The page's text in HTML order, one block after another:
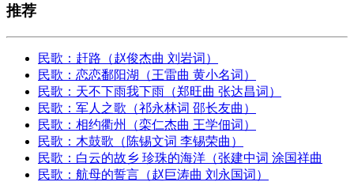
推荐
民歌：赶路（赵俊杰曲 刘岩词）
民歌：恋恋鄱阳湖（王雷曲 黄小名词）
民歌：天不下雨我下雨（郑旺曲 张达昌词）
民歌：军人之歌（祁永林词 邵长友曲）
民歌：相约衢州（栾仁杰曲 王学佃词）
民歌：木鼓歌（陈锡文词 李锡荣曲）
民歌：白云的故乡 珍珠的海洋（张建中词 涂国祥曲
民歌：航母的誓言（赵巨涛曲 刘永国词）